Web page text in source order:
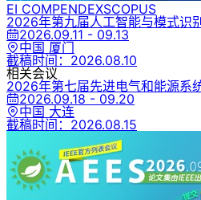
EI COMPENDEXSCOPUS
2026年第九届人工智能与模式识
2026.09.11 - 09.13
中国 厦门
截稿时间： 2026.08.10
相关会议
2026年第七届先进电气和能源系
2026.09.18 - 09.20
中国 大连
截稿时间： 2026.08.15